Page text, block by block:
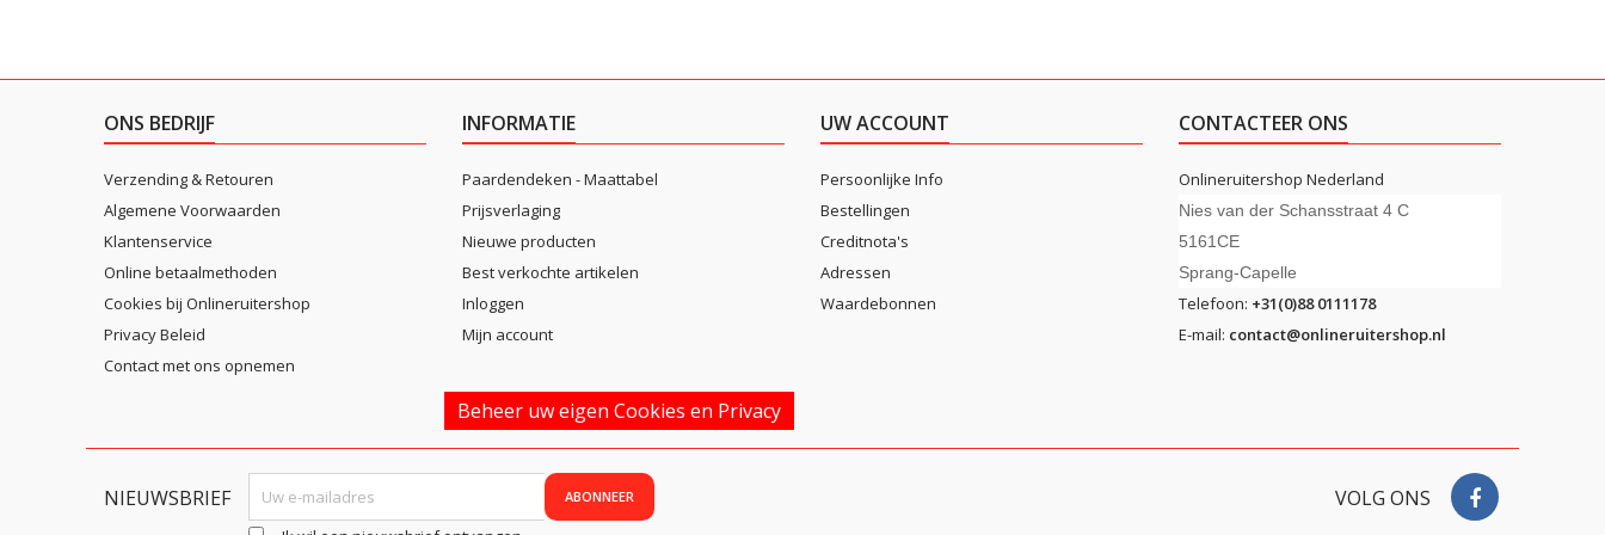
ONS BEDRIJF
Verzending & Retouren
Algemene Voorwaarden
Klantenservice
Online betaalmethoden
Cookies bij Onlineruitershop
Privacy Beleid
Contact met ons opnemen
INFORMATIE
Paardendeken - Maattabel
Prijsverlaging
Nieuwe producten
Best verkochte artikelen
Inloggen
Mijn account
UW ACCOUNT
Persoonlijke Info
Bestellingen
Creditnota's
Adressen
Waardebonnen
CONTACTEER ONS
Onlineruitershop Nederland
Nies van der Schansstraat 4 C
5161CE
Sprang-Capelle
Telefoon: +31(0)88 0111178
E-mail: contact@onlineruitershop.nl
Beheer uw eigen Cookies en Privacy
NIEUWSBRIEF VOLG ONS